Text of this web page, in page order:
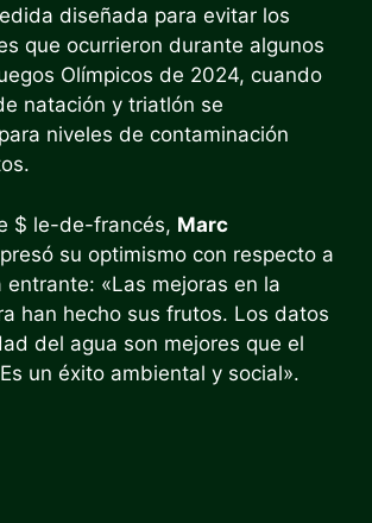
diseñada para evitar los
que ocurrieron durante algunos
Olímpicos de 2024, cuando
natación y triatlón se
niveles de contaminación
$ le-de-francés, Marc
su optimismo con respecto a
entrante: «Las mejoras en la
han hecho sus frutos. Los datos
del agua son mejores que el
un éxito ambiental y social».